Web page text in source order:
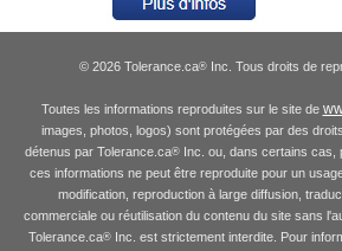
© 2026 Tolerance.ca®Inc. Tous droits de
Toutes les informations reproduites sur le site de
images, photos, logos) sont protégées par des
détenus par Tolerance.ca® Inc. ou, dans certains cas,
ces informations ne peut être reproduite pour un
modification, reproduction à large diffusion,
commerciale ou réutilisation du contenu du site sans
Tolerance.ca® Inc. est strictement interdite. Pour